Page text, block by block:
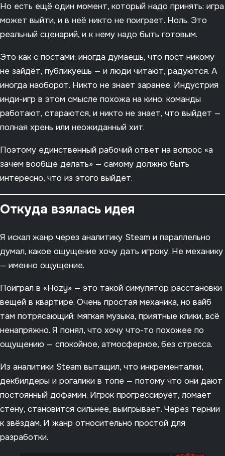
Но есть ещё один момент, который надо принять: игра
может выйти, и в неё никто не поиграет. Ноль. Это
реальный сценарий, и к нему надо быть готовым.
Это как с постами: иногда думаешь, что пост никому
не зайдёт, публикуешь — и люди читают, радуются. А
иногда наоборот. Никто не знает заранее. Индустрия
инди-игр в этом смысле похожа на кино: команды
работают, стараются, и никто не знает, что выйдет —
полная хрень или неожиданный хит.
Поэтому единственный рабочий ответ на вопрос «а
зачем вообще делать» — самому должно быть
интересно, что из этого выйдет.
Откуда взялась идея
Я искал жанр через аналитику Steam и параллельно
думал, какое ощущение хочу дать игроку. Не механику
— именно ощущение.
Поиграл в «Hozy» — это такой симулятор расстановки
вещей в квартире. Очень простая механика, но вайб
там потрясающий: мягкая музыка, приятные клики, всё
ненапряжно. Я понял, что хочу что-то похожее по
ощущению — спокойное, атмосферное, без стресса.
Из аналитики Steam вытащил, что инкременталки,
декбилдеры и рогалики в топе — потому что они дают
постоянный дофамин. Игрок прогрессирует, ломает
стену, становится сильнее, выигрывает. Через тернии
к звёздам. И жанр относительно простой для
разработки.